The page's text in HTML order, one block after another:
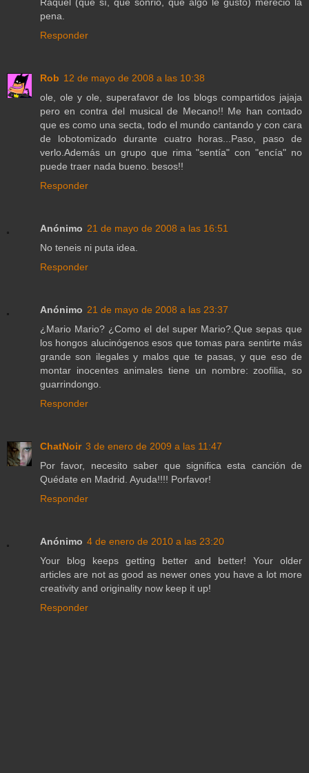
pena.
Responder
Rob 12 de mayo de 2008 a las 10:38
ole, ole y ole, superafavor de los blogs compartidos jajaja
pero en contra del musical de Mecano!! Me han contado
que es como una secta, todo el mundo cantando y con cara
de lobotomizado durante cuatro horas...Paso, paso de
verlo.Además un grupo que rima "sentía" con "encía" no
puede traer nada bueno. besos!!
Responder
Anónimo 21 de mayo de 2008 a las 16:51
No teneis ni puta idea.
Responder
Anónimo 21 de mayo de 2008 a las 23:37
¿Mario Mario? ¿Como el del super Mario?.Que sepas que
los hongos alucinógenos esos que tomas para sentirte más
grande son ilegales y malos que te pasas, y que eso de
montar inocentes animales tiene un nombre: zoofilia, so
guarrindongo.
Responder
ChatNoir 3 de enero de 2009 a las 11:47
Por favor, necesito saber que significa esta canción de
Quédate en Madrid. Ayuda!!!! Porfavor!
Responder
Anónimo 4 de enero de 2010 a las 23:20
Your blog keeps getting better and better! Your older
articles are not as good as newer ones you have a lot more
creativity and originality now keep it up!
Responder